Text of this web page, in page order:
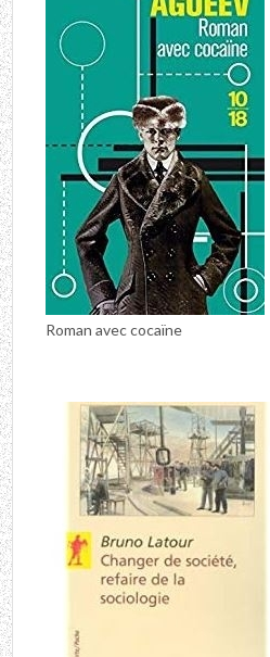
Roman avec cocaïne